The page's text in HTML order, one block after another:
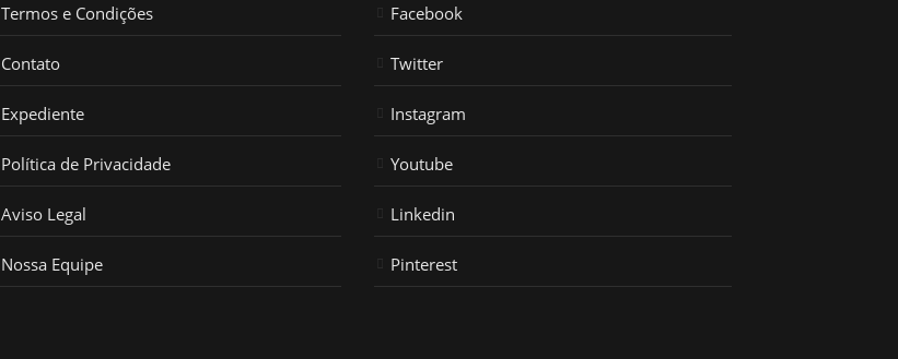
Termos e Condições
Contato
Expediente
Política de Privacidade
Aviso Legal
Nossa Equipe
Facebook
Twitter
Instagram
Youtube
Linkedin
Pinterest